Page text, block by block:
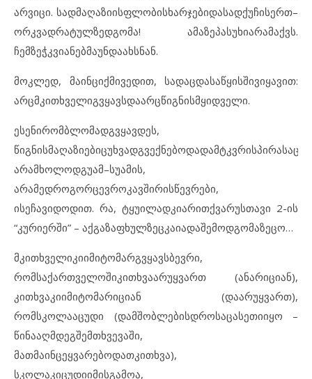
არვიცი. სადმაღაზიისფლობისხარჯებიდასადქუჩისერთ–
ორკვადრატულზედგომა! ამაზეპასუხიარამაქვს.
ჩემზეჭკვიანებმაუნდაახსნან.
მოკლედ, მაინციქმივედით, სადაცდასაწყისშივიყავით:
არცმკითხველიგვყავსდაარცწიგნისმყიდველი.
ესენირომბლომადგვყავდეს,
წიგნისმაღაზიებიცუხვადგვექნებოდადამტკვრისპირასაც
არამხოლოდგუამ–სუამის,
არამედროგორცევროკავშირისწევრები,
ისეჩავიდოდით. რა, ტყუილადკიარითქვარუსთავი 2-ის
“კურიერში” – აქგაზაფხულზეცკაიადაშემოდგომაზეცო…
მკითხველიკიიმიტომარგვყავსბევრი,
რომსაქართველოშიკითხვაარუყვართ (ანარიციან),
კითხვაკიიმიტომარიციან (დაარუყვართ),
რომსკოლააცუდი (დამშობლებისდროსაცასეთიიყო –
წინააღმდეგშემთხვევაში,
მათმაინცეყვარებოდათკითხვა),
სკოლაკიცუდიიმისგამოა,